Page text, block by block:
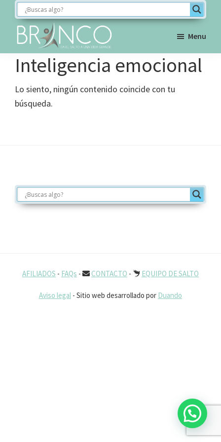
Saltar
navegación
principal
Saltar
contenido
Saltar
página
BRINCO
FORMACIÓN
Menu
Inteligencia emocional
Lo siento, ningún contenido coincide con tu
búsqueda.
Footer
AFILIADOS - FAQs - CONTACTO - EQUIPO DE SALTO
Aviso legal - Sitio web desarrollado por Duando